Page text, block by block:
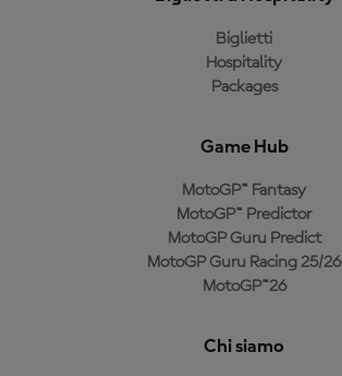
Biglietti
Hospitality
Packages
Game Hub
MotoGP™ Fantasy
MotoGP™ Predictor
MotoGP Guru Predict
MotoGP Guru Racing 25/26
MotoGP™26
Chi siamo